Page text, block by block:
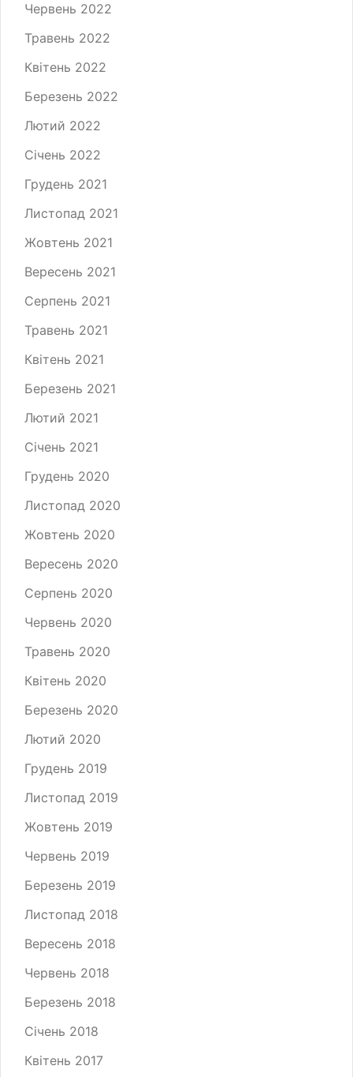
Червень 2022
Травень 2022
Квітень 2022
Березень 2022
Лютий 2022
Січень 2022
Грудень 2021
Листопад 2021
Жовтень 2021
Вересень 2021
Серпень 2021
Травень 2021
Квітень 2021
Березень 2021
Лютий 2021
Січень 2021
Грудень 2020
Листопад 2020
Жовтень 2020
Вересень 2020
Серпень 2020
Червень 2020
Травень 2020
Квітень 2020
Березень 2020
Лютий 2020
Грудень 2019
Листопад 2019
Жовтень 2019
Червень 2019
Березень 2019
Листопад 2018
Вересень 2018
Червень 2018
Березень 2018
Січень 2018
Квітень 2017